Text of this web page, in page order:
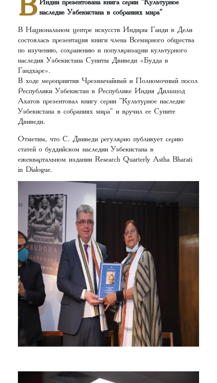
Индии презентована книга серии "Культурное
наследие Узбекистана в собраниях мира"
В Национальном центре искусств Индиры Ганди в Дели
состоялась презентация книги члена Всемирного общества
по изучению, сохранению и популяризации культурного
наследия Узбекистана Суниты Двиведи «Будда в
Гандхаре».
В ходе мероприятия Чрезвычайный и Полномочный посол
Республики Узбекистан в Республике Индия Дильшод
Ахатов презентовал книгу серии "Культурное наследие
Узбекистана в собраниях мира" и вручил ее Суните
Двиведи.
Отметим, что С. Двиведи регулярно публикует серию
статей о буддийском наследии Узбекистана в
ежеквартальном издании Research Quarterly Astha Bharati
in Dialogue.